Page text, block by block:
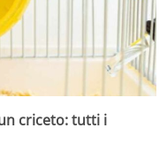
criceto: tutti i